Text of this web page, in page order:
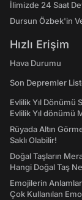
İlimizde 24 Saat
Dursun Özbek'in
Hızlı Erişim
Hava Durumu
Son Depremler
Evlilik Yıl Dönümü
Evlilik Yıl dönümü
Rüyada Altın
Saklı Olabilir!
Doğal Taşların
Hangi Doğal Taş
Emojilerin
Çok Kullanılan